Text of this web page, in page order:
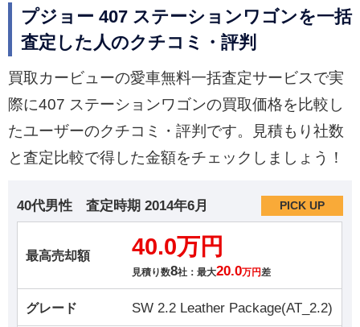
プジョー 407 ステーションワゴンを一括
査定した人のクチコミ・評判
買取カービューの愛車無料一括査定サービスで実
際に407 ステーションワゴンの買取価格を比較し
たユーザーのクチコミ・評判です。見積もり社数
と査定比較で得した金額をチェックしましょう！
40代男性 査定時期 2014年6月 PICK UP
最高売却額 40.0万円
見積り数8社：最大20.0万円差
グレード SW 2.2 Leather Package(AT_2.2)